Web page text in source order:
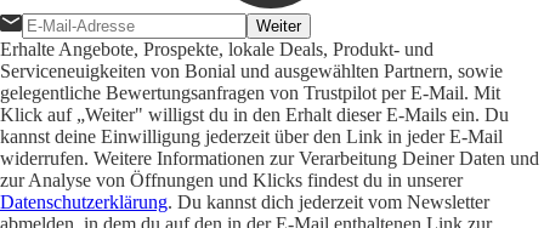
Weiter
Erhalte Angebote, Prospekte, lokale Deals, Produkt- und
Serviceneuigkeiten von Bonial und ausgewählten Partnern, sowie
gelegentliche Bewertungsanfragen von Trustpilot per E-Mail. Mit
Klick auf „Weiter" willigst du in den Erhalt dieser E-Mails ein. Du
kannst deine Einwilligung jederzeit über den Link in jeder E-Mail
widerrufen. Weitere Informationen zur Verarbeitung Deiner Daten und
zur Analyse von Öffnungen und Klicks findest du in unserer
Datenschutzerklärung. Du kannst dich jederzeit vom Newsletter
abmelden, in dem du auf den in der E-Mail enthaltenen Link zur